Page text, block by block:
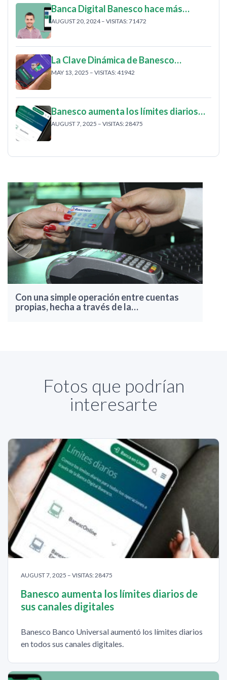
Banca Digital Banesco hace más…
AUGUST 20, 2024 – VISITAS: 71472
La Clave Dinámica de Banesco…
MAY 13, 2025 – VISITAS: 41942
Banesco aumenta los límites diarios…
AUGUST 7, 2025 – VISITAS: 28475
Con una simple operación entre cuentas
propias, hecha a través de la…
Fotos que podrían
interesarte
AUGUST 7, 2025 – VISITAS: 28475
Banesco aumenta los límites diarios de
sus canales digitales
Banesco Banco Universal aumentó los límites diarios
en todos sus canales digitales.